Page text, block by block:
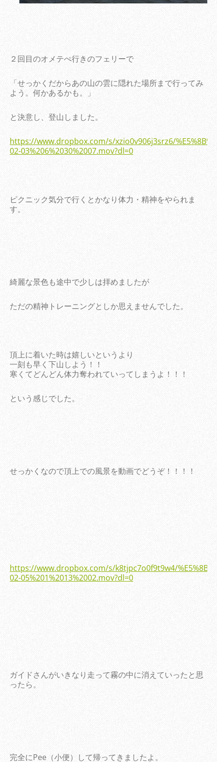
２回目のオメテぺ行きのフェリーで
「せっかくだからあの山の雲に隠れた場所まで行ってみ
よう。何かあるかも。」
と決意し、登山しました。
https://www.dropbox.com/s/xzio0v906j3srz6/
02-03%206%2030%2007.mov?dl=0
ピクニック気分で行くとかなり体力・精神をやられま
す。
綺麗な景色も途中で少しは拝めましたが
ただの精神トレーニングとしか思えませんでした。
頂上に着いた時は嬉しいというより
一刻も早く下山しよう！！
寒くてどんどん体力奪われていってしまうよ！！！
という感じでした。
せっかくなので頂上での風景を動画でどうぞ！！！！
https://www.dropbox.com/s/k8tjpc7o0f9t9w4/
02-05%201%2013%2002.mov?dl=0
ガイドさんがいきなり走って霧の中に消えていったと思
ったら。
完全にPee（小便）して帰ってきましたよ。